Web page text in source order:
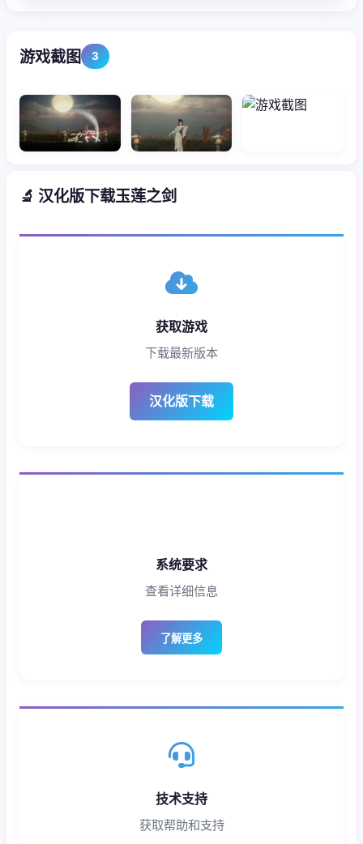
游戏截图 3
🔬 汉化版下载玉莲之剑
获取游戏
下载最新版本
汉化版下载
系统要求
查看详细信息
了解更多
技术支持
获取帮助和支持